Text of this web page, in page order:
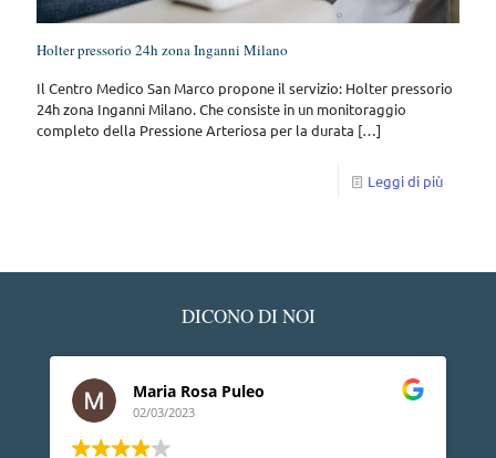
Holter pressorio 24h zona Inganni Milano
Il Centro Medico San Marco propone il servizio: Holter pressorio
24h zona Inganni Milano. Che consiste in un monitoraggio
completo della Pressione Arteriosa per la durata […]
Leggi di più
DICONO DI NOI
Maria Rosa Puleo
02/03/2023